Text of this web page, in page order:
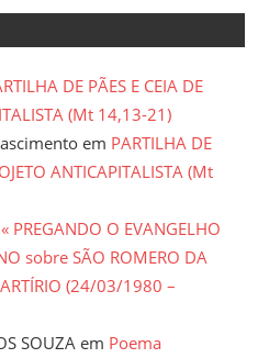
DE PÃES E CEIA DE
(Mt 14,13-21)
em PARTILHA DE
ANTICAPITALISTA (Mt
PREGANDO O EVANGELHO
sobre SÃO ROMERO DA
(24/03/1980 –
SOUZA em Poema